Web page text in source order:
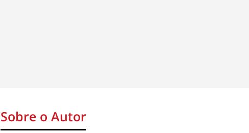
Sobre o Autor